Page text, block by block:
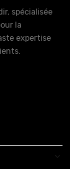
spécialisée
la
expertise